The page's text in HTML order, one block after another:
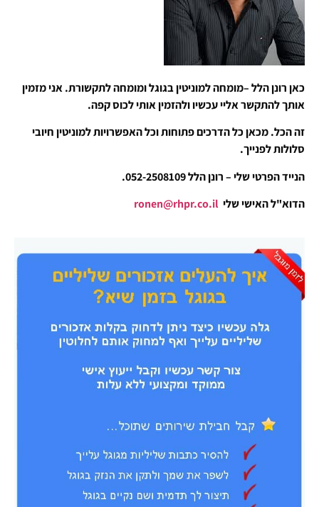
כאן רונן הלל –מומחה למוניטין בגוגל ומומחה לתקשורת. אני מזמין
אותך להתקשר אליי עכשיו ולהזמין אותי לכוס קפה.
זה הכל. מכאן כל הדרכים פתוחות וכל האפשרויות למוניטין חיובי
סלולות לפנייך.
הנייד הפרטי שלי – רונן הלל 052-2508109.
הדוא"ל האישי שלי